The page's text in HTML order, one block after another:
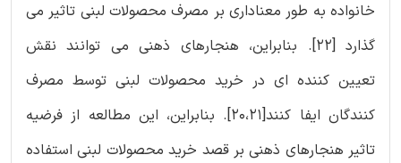
خانواده به طور معناداری بر مصرف محصولات لبنی تاثیر می
گذارد [‏22]‏. بنابراین، هنجارهای ذهنی می توانند نقش
تعیین کننده ای در خرید محصولات لبنی توسط مصرف
کنندگان ایفا کنند[20،21]. بنابراین، این مطالعه از فرضیه
تاثیر هنجارهای ذهنی بر قصد خرید محصولات لبنی استفاده